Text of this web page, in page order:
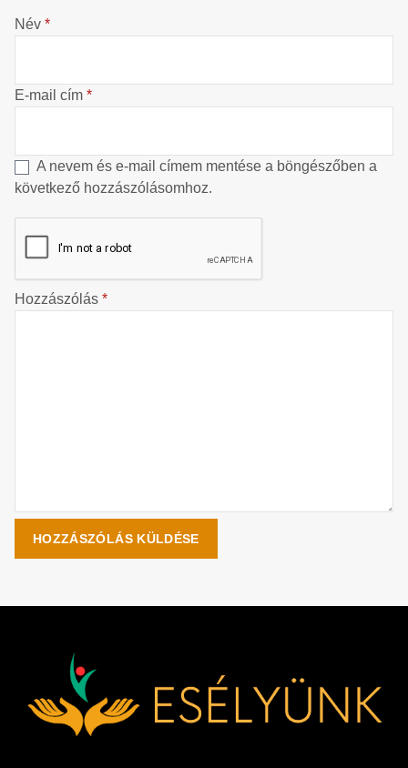
Név *
E-mail cím *
A nevem és e-mail címem mentése a böngészőben a
következő hozzászólásomhoz.
Hozzászólás *